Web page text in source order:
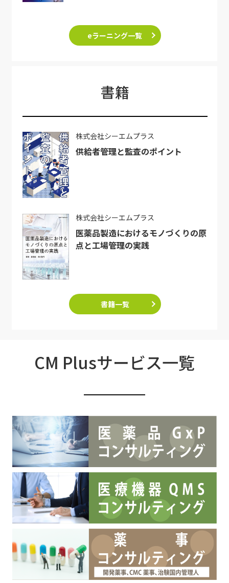
eラーニング一覧
書籍
株式会社シーエムプラス
供給者管理と監査のポイント
株式会社シーエムプラス
医薬品製造におけるモノづくりの原
点と工場管理の実践
書籍一覧
CM Plusサービス一覧